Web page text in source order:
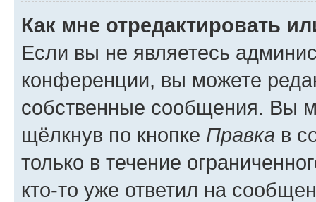
Как мне отредактировать
Если вы не являетесь
конференции, вы можете
собственные сообщения. Вы
щёлкнув по кнопке Правка в
только в течение
кто-то уже ответил на